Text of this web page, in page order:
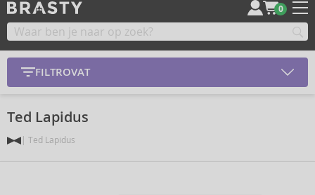
0
FILTROVAT
Ted Lapidus
Ted Lapidus